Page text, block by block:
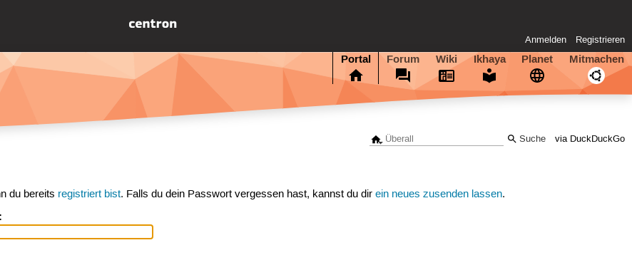
Anmelden Registrieren
Portal Forum Wiki Ikhaya Planet Mitmachen
via DuckDuckGo
du bereits registriert bist. Falls du dein Passwort vergessen hast, kannst du direin neues zusenden lassen.